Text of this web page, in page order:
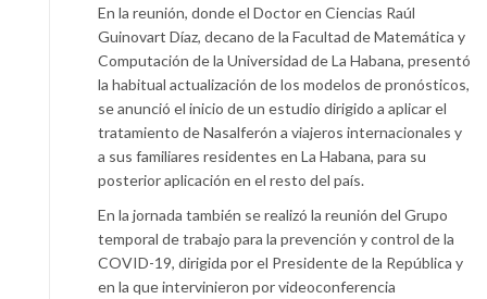
En la reunión, donde el Doctor en Ciencias Raúl
Guinovart Díaz, decano de la Facultad de Matemática y
Computación de la Universidad de La Habana, presentó
la habitual actualización de los modelos de pronósticos,
se anunció el inicio de un estudio dirigido a aplicar el
tratamiento de Nasalferón a viajeros internacionales y
a sus familiares residentes en La Habana, para su
posterior aplicación en el resto del país.
En la jornada también se realizó la reunión del Grupo
temporal de trabajo para la prevención y control de la
COVID-19, dirigida por el Presidente de la República y
en la que intervinieron por videoconferencia